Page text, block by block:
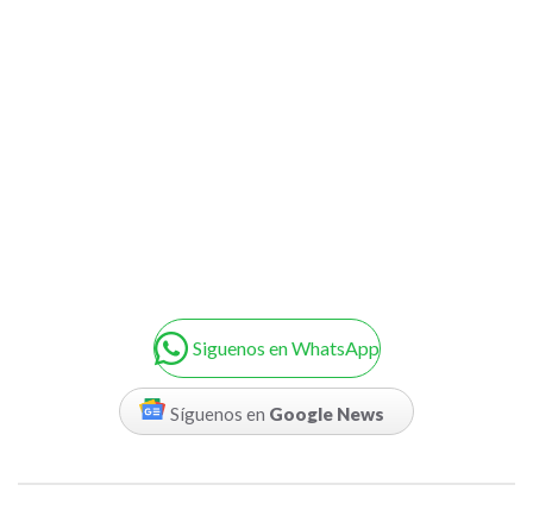
Siguenos en WhatsApp
Síguenos en Google News